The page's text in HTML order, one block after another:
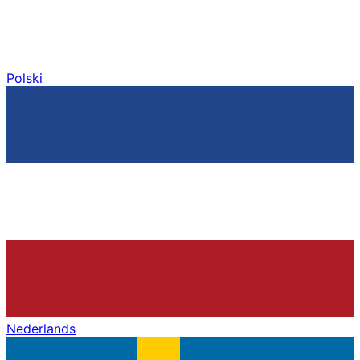
Polski
Nederlands